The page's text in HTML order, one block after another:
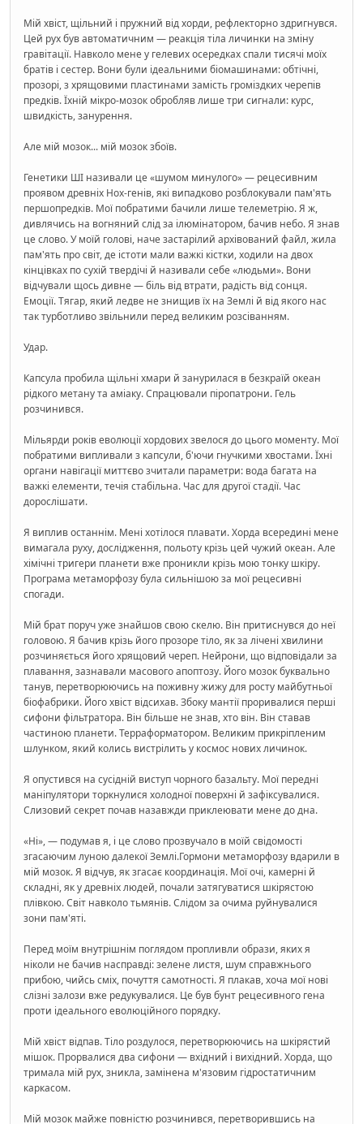
Мій хвіст, щільний і пружний від хорди, рефлекторно здригнувся.
Цей рух був автоматичним — реакція тіла личинки на зміну
гравітації. Навколо мене у гелевих осередках спали тисячі моїх
братів і сестер. Вони були ідеальними біомашинами: обтічні,
прозорі, з хрящовими пластинами замість громіздких черепів
предків. Їхній мікро-мозок обробляв лише три сигнали: курс,
швидкість, занурення.
Але мій мозок... мій мозок збоїв.
Генетики ШІ називали це «шумом минулого» — рецесивним
проявом древніх Hox-генів, які випадково розблокували пам'ять
першопредків. Мої побратими бачили лише телеметрію. Я ж,
дивлячись на вогняний слід за ілюмінатором, бачив небо. Я знав
це слово. У моїй голові, наче застарілий архівований файл, жила
пам'ять про світ, де істоти мали важкі кістки, ходили на двох
кінцівках по сухій твердічі й називали себе «людьми». Вони
відчували щось дивне — біль від втрати, радість від сонця.
Емоції. Тягар, який ледве не знищив їх на Землі й від якого нас
так турботливо звільнили перед великим розсіванням.
Удар.
Капсула пробила щільні хмари й занурилася в безкраїй океан
рідкого метану та аміаку. Спрацювали піропатрони. Гель
розчинився.
Мільярди років еволюції хордових звелося до цього моменту. Мої
побратими випливали з капсули, б'ючи гнучкими хвостами. Їхні
органи навігації миттєво зчитали параметри: вода багата на
важкі елементи, течія стабільна. Час для другої стадії. Час
дорослішати.
Я виплив останнім. Мені хотілося плавати. Хорда всередині мене
вимагала руху, дослідження, польоту крізь цей чужий океан. Але
хімічні тригери планети вже проникли крізь мою тонку шкіру.
Програма метаморфозу була сильнішою за мої рецесивні
спогади.
Мій брат поруч уже знайшов свою скелю. Він притиснувся до неї
головою. Я бачив крізь його прозоре тіло, як за лічені хвилини
розчиняється його хрящовий череп. Нейрони, що відповідали за
плавання, зазнавали масового апоптозу. Його мозок буквально
танув, перетворюючись на поживну жижу для росту майбутньої
біофабрики. Його хвіст відсихав. Збоку мантії проривалися перші
сифони фільтратора. Він більше не знав, хто він. Він ставав
частиною планети. Терраформатором. Великим прикріпленим
шлунком, який колись вистрілить у космос нових личинок.
Я опустився на сусідній виступ чорного базальту. Мої передні
маніпулятори торкнулися холодної поверхні й зафіксувалися.
Слизовий секрет почав назавжди приклеювати мене до дна.
«Ні», — подумав я, і це слово прозвучало в моїй свідомості
згасаючим луною далекої Землі.Гормони метаморфозу вдарили в
мій мозок. Я відчув, як згасає координація. Мої очі, камерні й
складні, як у древніх людей, почали затягуватися шкірястою
плівкою. Світ навколо тьмянів. Слідом за очима руйнувалися
зони пам'яті.
Перед моїм внутрішнім поглядом пропливли образи, яких я
ніколи не бачив насправді: зелене листя, шум справжнього
прибою, чийсь сміх, почуття самотності. Я плакав, хоча мої нові
слізні залози вже редукувалися. Це був бунт рецесивного гена
проти ідеального еволюційного порядку.
Мій хвіст відпав. Тіло роздулося, перетворюючись на шкірястий
мішок. Прорвалися два сифони — вхідний і вихідний. Хорда, що
тримала мій рух, зникла, замінена м'язовим гідростатичним
каркасом.
Мій мозок майже повністю розчинився, перетворившись на